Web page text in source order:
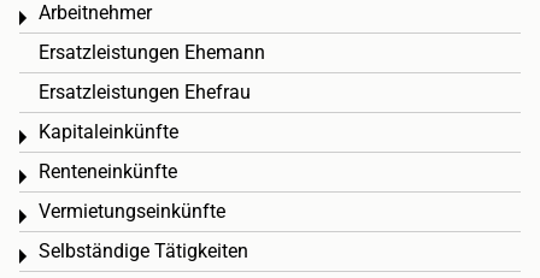
Arbeitnehmer
Toggle menu
Ersatzleistungen Ehemann
Ersatzleistungen Ehefrau
Kapitaleinkünfte
Toggle menu
Renteneinkünfte
Toggle menu
Vermietungseinkünfte
Toggle menu
Selbständige Tätigkeiten
Toggle menu